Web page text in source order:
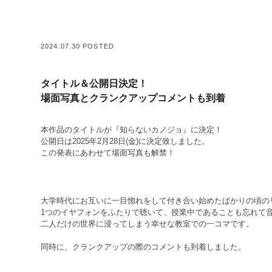
2024.07.30 POSTED
タイトル＆公開日決定！
場面写真とクランクアップコメントも到着
本作品のタイトルが『知らないカノジョ』に決定！
公開日は2025年2月28日(金)に決定致しました。
この発表にあわせて場面写真も解禁！
大学時代にお互いに一目惚れをして付き合い始めたばかりの頃
1つのイヤフォンをふたりで聴いて、授業中であることも忘れて
二人だけの世界に浸ってしまう幸せな教室での一コマです。
同時に、クランクアップの際のコメントも到着しました。